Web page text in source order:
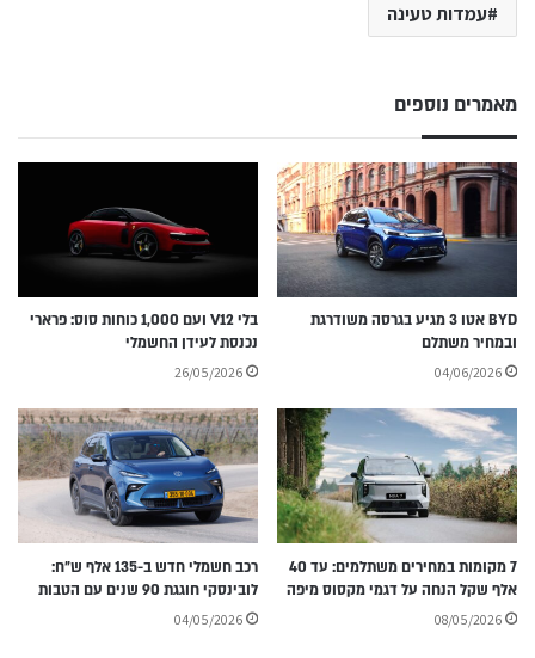
עמדות טעינה
מאמרים נוספים
BYD אטו 3 מגיע בגרסה משודרגת
ובמחיר משתלם
04/06/2026
בלי V12 ועם 1,000 כוחות סוס: פרארי
נכנסת לעידן החשמלי
26/05/2026
7 מקומות במחירים משתלמים: עד 40
אלף שקל הנחה על דגמי מקסוס מיפה
08/05/2026
רכב חשמלי חדש ב-135 אלף ש״ח:
לובינסקי חוגגת 90 שנים עם הטבות
04/05/2026